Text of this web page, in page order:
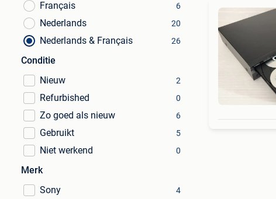
Français
6
Nederlands 20
Nederlands & Français 26
Conditie
Nieuw
2
Refurbished 0
Zo goed als nieuw 6
Gebruikt 5
Niet werkend 0
Merk
Sony
4